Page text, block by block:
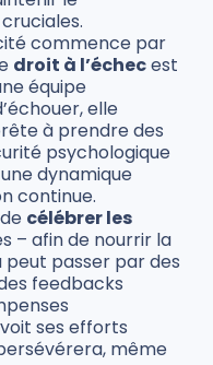
commence par
droit à l’échecest
équipe
elle
à prendre des
psychologique
dynamique
continue.
célébrer les
– afin de nourrir la
peut passer par des
feedbacks
ses efforts
même